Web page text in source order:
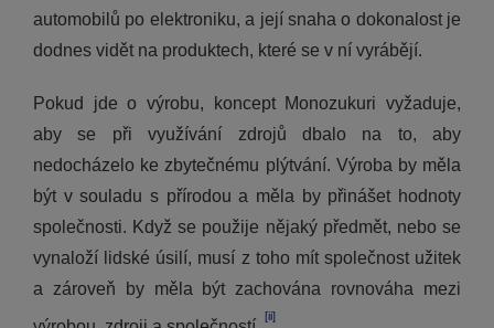
automobilů po elektroniku, a její snaha o dokonalost je
dodnes vidět na produktech, které se v ní vyrábějí.
Pokud jde o výrobu, koncept Monozukuri vyžaduje,
aby se při využívání zdrojů dbalo na to, aby
nedocházelo ke zbytečnému plýtvání. Výroba by měla
být v souladu s přírodou a měla by přinášet hodnoty
společnosti. Když se použije nějaký předmět, nebo se
vynaloží lidské úsilí, musí z toho mít společnost užitek
a zároveň by měla být zachována rovnováha mezi
[ii]